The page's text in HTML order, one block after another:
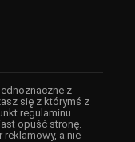
z
się z którymś z
regulaminu
opuść stronę.
reklamowy, a nie